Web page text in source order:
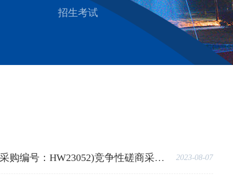
招生考试
号：HW23052)竞争性磋商采购公告 2023-08-07